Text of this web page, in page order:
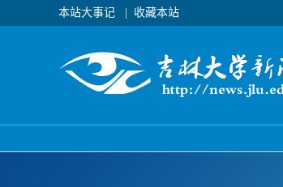
本站大事记 收藏本站